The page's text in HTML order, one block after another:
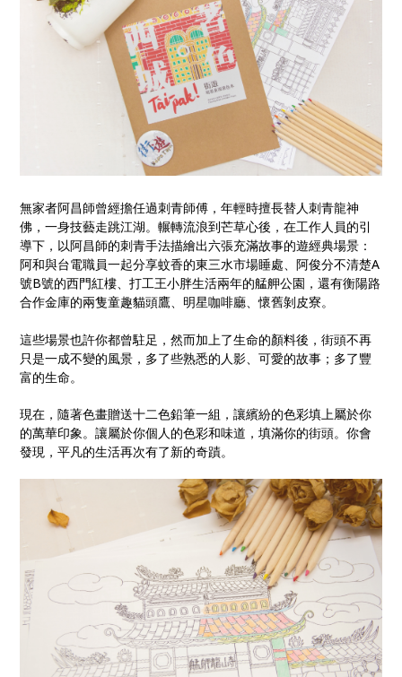
無家者阿昌師曾經擔任過刺青師傅，年輕時擅長替人刺青龍神
佛，一身技藝走跳江湖。輾轉流浪到芒草心後，在工作人員的引
導下，以阿昌師的刺青手法描繪出六張充滿故事的遊經典場景：
阿和與台電職員一起分享蚊香的東三水市場睡處、阿俊分不清楚A
號B號的西門紅樓、打工王小胖生活兩年的艋舺公園，還有衡陽路
合作金庫的兩隻童趣貓頭鷹、明星咖啡廳、懷舊剝皮寮。
這些場景也許你都曾駐足，然而加上了生命的顏料後，街頭不再
只是一成不變的風景，多了些熟悉的人影、可愛的故事；多了豐
富的生命。
現在，隨著色畫贈送十二色鉛筆一組，讓繽紛的色彩填上屬於你
的萬華印象。讓屬於你個人的色彩和味道，填滿你的街頭。你會
發現，平凡的生活再次有了新的奇蹟。